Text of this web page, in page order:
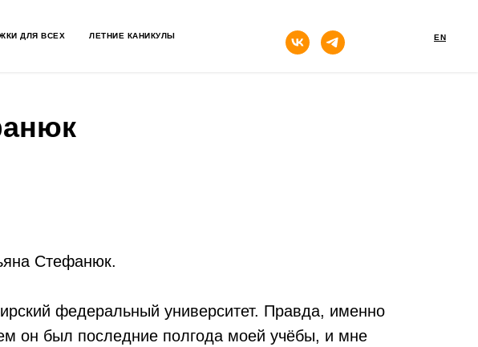
ДЛЯ ВСЕХ ЛЕТНИЕ КАНИКУЛЫ EN
Стефанюк.
федеральный университет. Правда, именно
он был последние полгода моей учёбы, и мне